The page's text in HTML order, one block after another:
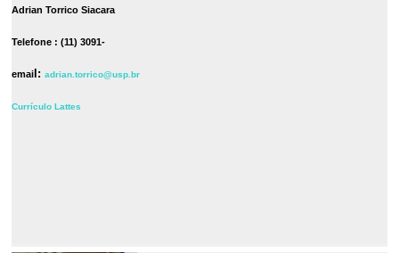
Adrian Torrico Siacara
Telefone : (11) 3091-
emai l: adrian.torrico@usp.br
Currículo Lattes